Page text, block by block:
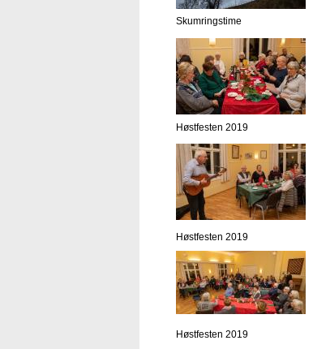
Skumringstime
Høstfesten 2019
Høstfesten 2019
Høstfesten 2019